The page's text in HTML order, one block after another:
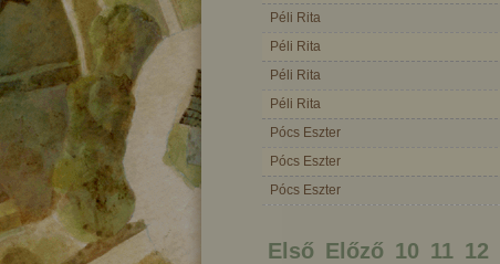
Péli Rita
Péli Rita
Péli Rita
Péli Rita
Pócs Eszter
Pócs Eszter
Pócs Eszter
Első Előző 10 11 12
alma,
cimborája